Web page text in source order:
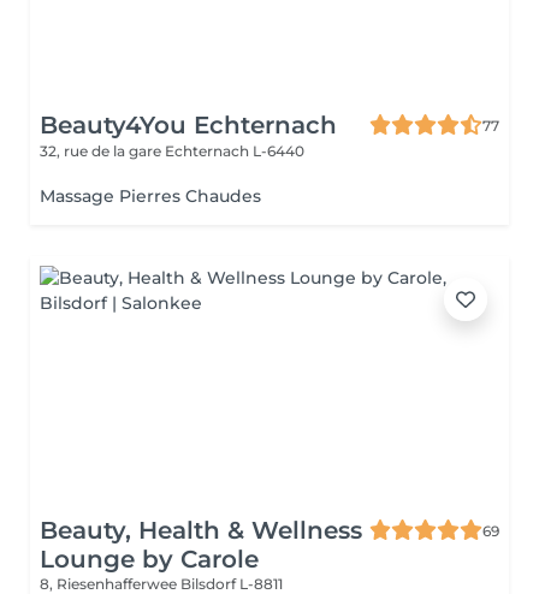
Beauty4You Echternach
77
32, rue de la gare Echternach L-6440
Massage Pierres Chaudes
Beauty, Health & Wellness
Lounge by Carole
69
8, Riesenhafferwee Bilsdorf L-8811